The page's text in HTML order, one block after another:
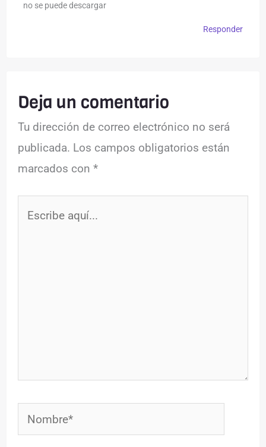
no se puede descargar
Responder
Deja un comentario
Tu dirección de correo electrónico no será
publicada. Los campos obligatorios están
marcados con*
Nombre*